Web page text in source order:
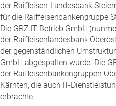
der Raiffeisen-Landesbank
für die Raiffeisenbankengruppe
Die GRZ IT Betrieb GmbH
der Raiffeisenlandesbank
der gegenständlichen
GmbH abgespalten wurde. Die
der Raiffeisenbankengruppen
Kärnten, die auch IT-
erbrachte.